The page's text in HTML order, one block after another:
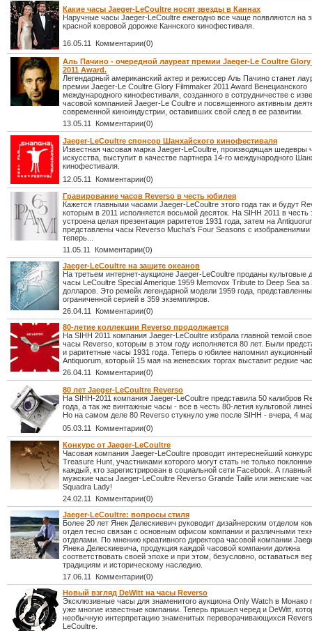
Какие часы Jaeger-LeCoultre носят звезды в Каннах
Наручные часы Jaeger-LeCoultre ежегодно все чаще появляются на
красной ковровой дорожке Каннского кинофестиваля.
16.05.11 Комментарии(0)
Аль Пачино - очередной лауреат премии Jaeger-Le Coultre
2011 Award.
Легендарный американский актер и режиссер Аль Пачино станет
премии Jaeger-Le Coultre Glory Filmmaker 2011 Award Венецианского
международного кинофестиваля, созданного в сотрудничестве с
часовой компанией Jaeger-Le Coultre и посвященного активным
современной киноиндустрии, оставивших свой след в ее развитии.
13.05.11 Комментарии(0)
Jaeger-LeCoultre спонсор Шанхайского кинофестиваля
Известная часовая марка Jaeger-LeCoultre, производящая шедевры
искусства, выступит в качестве партнера 14-го международного
кинофестиваля.
12.05.11 Комментарии(0)
Гравирование часов Reverso в честь юбилея
Кажется главными часами Jaeger-LeCoultre этого года так и будут
которым в 2011 исполняется восьмой десяток. На SIHH 2011 в честь
устроена целая презентация раритетов 1931 года, затем на
представлены часы Reverso Mucha's Four Seasons с
теперь...
11.05.11 Комментарии(0)
Jaeger-LeCoultre на защите океанов
На третьем интернет-аукционе Jaeger-LeCoultre проданы культовые
часы LeCoultre Special Amerique 1959 Memovox Tribute to Deep Sea за
долларов. Это ремейк легендарной модели 1959 года,
ограниченной серией в 359 экземпляров.
26.04.11 Комментарии(0)
80-летие коллекции Reverso продолжается
На SIHH 2011 компания Jaeger-LeCoultre избрала главной темой
часы Reverso, которым в этом году исполняется 80 лет. Были
и раритетные часы 1931 года. Теперь о юбилее напомнил
Antiquorum, который 15 мая на женевских торгах выставит редкие
26.04.11 Комментарии(0)
80 лет Jaeger-LeCoultre Reverso
На SIHH-2011 компания Jaeger-LeCoultre представила 50 калибров
года, а так же винтажные часы - все в честь 80-летия культовой
Но на самом деле 80 Reverso стукнуло уже после SIHH - вчера, 4
05.03.11 Комментарии(0)
Конкурс от Jaeger-LeCoultre
Часовая компания Jaeger-LeCoultre проводит интереснейший
Treasure Hunt, участниками которого могут стать не только
каждый, кто зарегистрирован в социальной сети Facebook. А
мужские часы Jaeger-LeCoultre Reverso Grande Taille или женские
Squadra Lady!
24.02.11 Комментарии(0)
Jaeger-LeCoultre: вопросы стиля
Более 20 лет Янек Делескиевич руководит дизайнерским отделом
отдел тесно связан с основным офисом компании и различными
отделами. По мнению креативного директора часовой компании
Янека Делескиевича, продукция каждой часовой компании должна
соответствовать своей эпохе и при этом, безусловно, оставаться
традициям и историческому наследию.
17.06.11 Комментарии(0)
Новый взгляд DeWitt на часы Reverso
Эксклюзивные часы для знаменитого аукциона Only Watch в Монако
уже многие известные компании. Теперь пришел черед и DeWitt,
необычную интерпретацию знаменитых переворачивающихся
LeCoultre.